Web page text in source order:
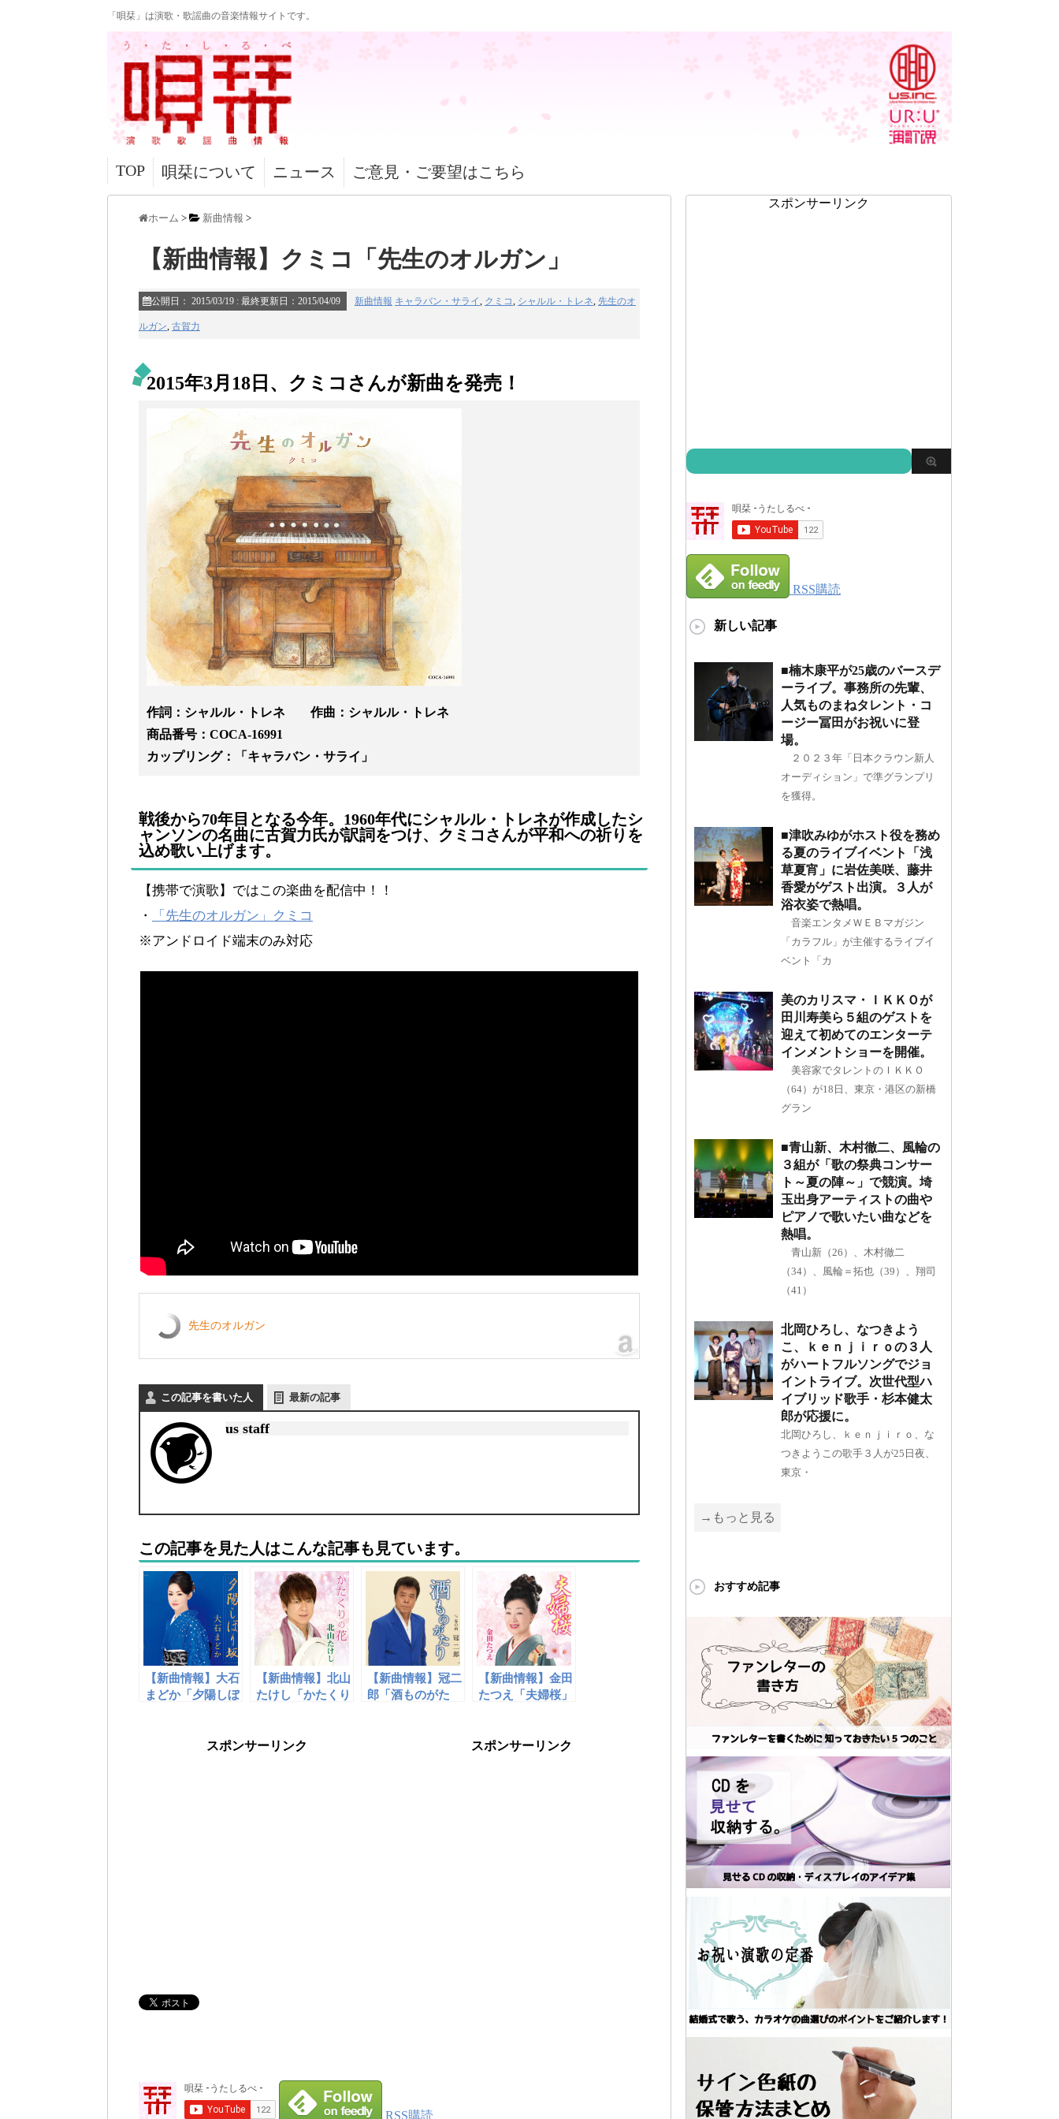
「唄栞」は演歌・歌謡曲の音楽情報サイトです。
TOP 唄栞について ニュース ご意見・ご要望はこちら
ホーム > 新曲情報 >
【新曲情報】クミコ「先生のオルガン」
公開日： 2015/03/19 : 最終更新日：2015/04/09 新曲情報 キャラバン・サライ, クミコ, シャルル・トレネ, 先生のオ
ルガン, 古賀力
2015年3月18日、クミコさんが新曲を発売！
作詞：シャルル・トレネ 作曲：シャルル・トレネ
商品番号：COCA-16991
カップリング：「キャラバン・サライ」
戦後から70年目となる今年。1960年代にシャルル・トレネが作成したシ
ャンソンの名曲に古賀力氏が訳詞をつけ、クミコさんが平和への祈りを
込め歌い上げます。
【携帯で演歌】ではこの楽曲を配信中！！
・
「先生のオルガン」クミコ
※アンドロイド端末のみ対応
先生のオルガン
この記事を書いた人 最新の記事
us staff
この記事を見た人はこんな記事も見ています。
【新曲情報】大石
まどか「夕陽しぼ
【新曲情報】北山
たけし「かたくり
【新曲情報】冠二
郎「酒ものがた
【新曲情報】金田
たつえ「夫婦桜」
スポンサーリンク スポンサーリンク
RSS購読
スポンサーリンク
RSS購読
新しい記事
■楠木康平が25歳のバースデ
ーライブ。事務所の先輩、
人気ものまねタレント・コ
ージー冨田がお祝いに登
場。
２０２３年「日本クラウン新人
オーディション」で準グランプリ
を獲得。
■津吹みゆがホスト役を務め
る夏のライブイベント「浅
草夏宵」に岩佐美咲、藤井
香愛がゲスト出演。３人が
浴衣姿で熱唱。
音楽エンタメＷＥＢマガジン
「カラフル」が主催するライブイ
ベント「カ
美のカリスマ・ＩＫＫＯが
田川寿美ら５組のゲストを
迎えて初めてのエンターテ
インメントショーを開催。
美容家でタレントのＩＫＫＯ
（64）が18日、東京・港区の新橋
グラン
■青山新、木村徹二、風輪の
３組が「歌の祭典コンサー
ト～夏の陣～」で競演。埼
玉出身アーティストの曲や
ピアノで歌いたい曲などを
熱唱。
青山新（26）、木村徹二
（34）、風輪＝拓也（39）、翔司
（41）
北岡ひろし、なつきよう
こ、ｋｅｎｊｉｒｏの３人
がハートフルソングでジョ
イントライブ。次世代型ハ
イブリッド歌手・杉本健太
郎が応援に。
北岡ひろし、ｋｅｎｊｉｒｏ、な
つきようこの歌手３人が25日夜、
東京・
→もっと見る
おすすめ記事